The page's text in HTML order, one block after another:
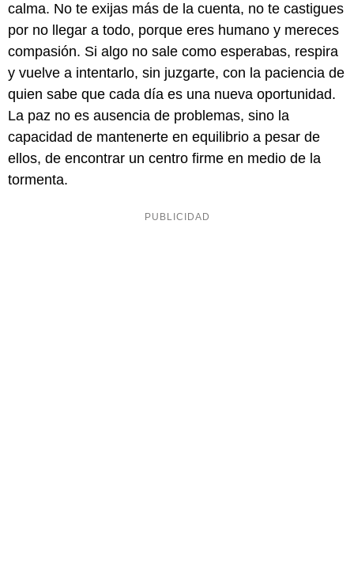
calma. No te exijas más de la cuenta, no te castigues
por no llegar a todo, porque eres humano y mereces
compasión. Si algo no sale como esperabas, respira
y vuelve a intentarlo, sin juzgarte, con la paciencia de
quien sabe que cada día es una nueva oportunidad.
La paz no es ausencia de problemas, sino la
capacidad de mantenerte en equilibrio a pesar de
ellos, de encontrar un centro firme en medio de la
tormenta.